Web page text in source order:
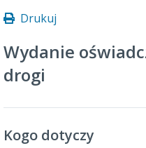
Drukuj
Wydanie
drogi
Kogo dotyczy